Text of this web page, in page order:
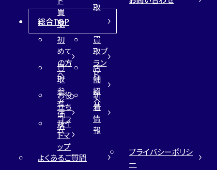
取
買
取
総合TOP
初
めて
の方
へ
買
取ブ
ラン
ド
買
取
参
考
価
格
店
舗
紹
介
お役
立ち
コラ
ム
新
着
情
報
サイ
トマ
ップ
よくあるご質問
プライバシーポリシ
ー